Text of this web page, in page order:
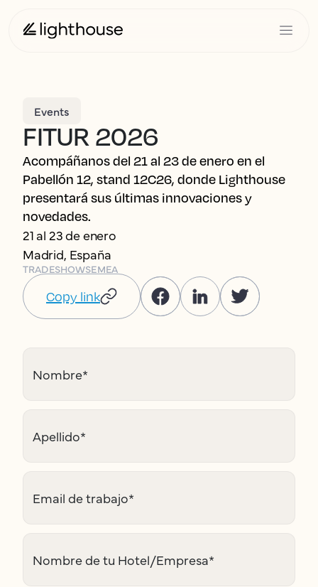
Events
FITUR 2026
Acompáñanos del 21 al 23 de enero en el
Pabellón 12, stand 12C26, donde Lighthouse
presentará sus últimas innovaciones y
novedades.
21 al 23 de enero
Madrid, España
TRADESHOWSEMEA
Copy link
Nombre*
Apellido*
Email de trabajo*
Nombre de tu Hotel/Empresa*